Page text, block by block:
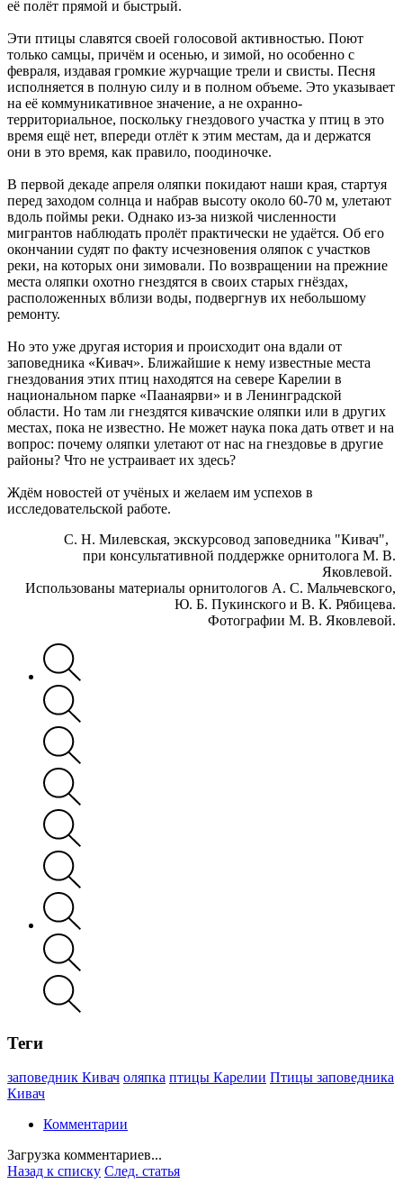
её полёт прямой и быстрый.
Эти птицы славятся своей голосовой активностью. Поют
только самцы, причём и осенью, и зимой, но особенно с
февраля, издавая громкие журчащие трели и свисты. Песня
исполняется в полную силу и в полном объеме. Это указывает
на её коммуникативное значение, а не охранно-
территориальное, поскольку гнездового участка у птиц в это
время ещё нет, впереди отлёт к этим местам, да и держатся
они в это время, как правило, поодиночке.
В первой декаде апреля оляпки покидают наши края, стартуя
перед заходом солнца и набрав высоту около 60-70 м, улетают
вдоль поймы реки. Однако из-за низкой численности
мигрантов наблюдать пролёт практически не удаётся. Об его
окончании судят по факту исчезновения оляпок с участков
реки, на которых они зимовали. По возвращении на прежние
места оляпки охотно гнездятся в своих старых гнёздах,
расположенных вблизи воды, подвергнув их небольшому
ремонту.
Но это уже другая история и происходит она вдали от
заповедника «Кивач». Ближайшие к нему известные места
гнездования этих птиц находятся на севере Карелии в
национальном парке «Паанаярви» и в Ленинградской
области. Но там ли гнездятся кивачские оляпки или в других
местах, пока не известно. Не может наука пока дать ответ и на
вопрос: почему оляпки улетают от нас на гнездовье в другие
районы? Что не устраивает их здесь?
Ждём новостей от учёных и желаем им успехов в
исследовательской работе.
С. Н. Милевская, экскурсовод заповедника "Кивач",
при консультативной поддержке орнитолога М. В.
Яковлевой.
Использованы материалы орнитологов А. С. Мальчевского,
Ю. Б. Пукинского и В. К. Рябицева.
Фотографии М. В. Яковлевой.
Теги
заповедник Кивач оляпка птицы Карелии Птицы заповедника
Кивач
Комментарии
Загрузка комментариев...
Назад к списку След. статья